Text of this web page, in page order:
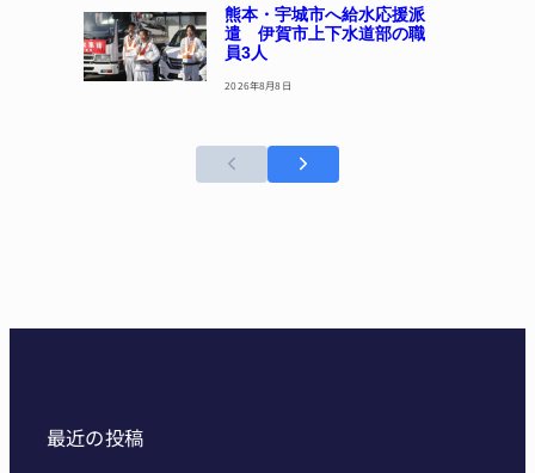
熊本・宇城市へ給水応援派
遣 伊賀市上下水道部の職
員3人
2026年8月8日
最近の投稿